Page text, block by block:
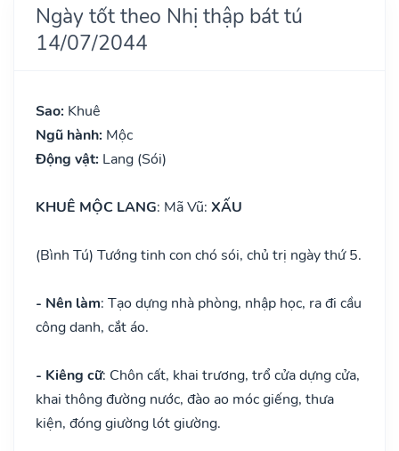
Ngày tốt theo Nhị thập bát tú
14/07/2044
Sao: Khuê
Ngũ hành: Mộc
Động vật: Lang (Sói)
KHUÊ MỘC LANG: Mã Vũ: XẤU
(Bình Tú) Tướng tinh con chó sói, chủ trị ngày thứ 5.
- Nên làm: Tạo dựng nhà phòng, nhập học, ra đi cầu
công danh, cắt áo.
- Kiêng cữ: Chôn cất, khai trương, trổ cửa dựng cửa,
khai thông đường nước, đào ao móc giếng, thưa
kiện, đóng giường lót giường.